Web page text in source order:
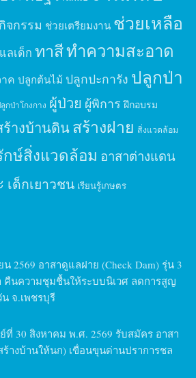
จกรรม ช่วยเตรียมงาน ช่วยเหลือ
ลเด็ก ทาสีทำความสะอาด
ค ปลูกต้นไม้ ปลูกปะการัง ปลูกป่า
กป่าโกงกาง ผู้ป่วย ผู้พิการ ฝึกอบรม
ร้างบ้านดินสร้างฝาย สิ่งแวดล้อม
กษ์สิ่งแวดล้อม อาสาต่างแดน
เด็กเยาวชน เรียนรู้เกษตร
2569 อาสาดูแลฝาย (Check Dam) รุ่น 3
นความชุมชื้นให้ระบบนิเวศ ลดการสูญ
จ.เพชรบุรี
ที่ 30 สิงหาคม พ.ศ. 2569 รับสมัคร อาสา
างบ้านให้นก) เขื่อนขุนด่านปราการชล